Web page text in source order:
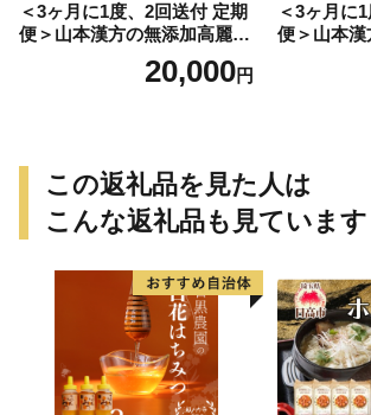
＜3ヶ月に1度、2回送付 定期
便＞山本漢方の無添加高麗人
20,000円
＜3ヶ月に
便＞山本漢
この返礼品を見た人は
こんな返礼品も見ています